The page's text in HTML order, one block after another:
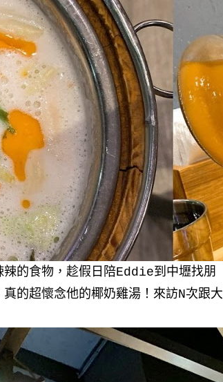
的食物，趁假日陪Eddie到中壢找朋
的超懷念他的椰奶雞湯！來訪N次跟